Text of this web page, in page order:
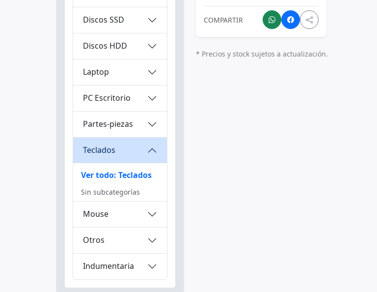
Discos SSD
Discos HDD
Laptop
PC Escritorio
Partes-piezas
Teclados
Ver todo: Teclados
Sin subcategorías
Mouse
Otros
Indumentaria
COMPARTIR
* Precios y stock sujetos a actualización.